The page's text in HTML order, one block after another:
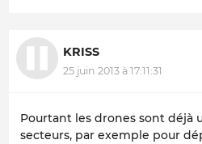
KRISS
25 juin 2013 à 17:11:31
Pourtant les drones sont déjà
secteurs, par exemple pour